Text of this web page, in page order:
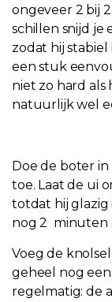
ongeveer 2 bij
schillen snijd je
zodat hij stabiel
een stuk
niet zo hard als
natuurlijk wel
Doe de boter
toe. Laat de ui
totdat hij glazig
nog 2 minuten
Voeg de
geheel nog
regelmatig: de